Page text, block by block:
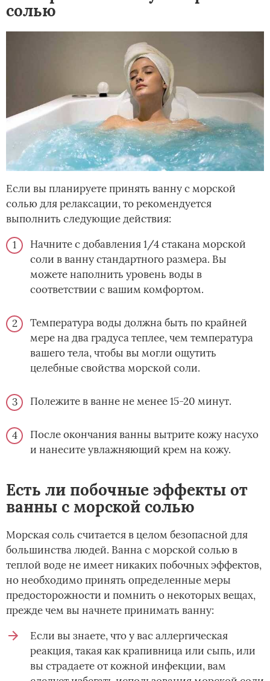
солью
Если вы планируете принять ванну с морской
солью для релаксации, то рекомендуется
выполнить следующие действия:
Начните с добавления 1/4 стакана морской
соли в ванну стандартного размера. Вы
можете наполнить уровень воды в
соответствии с вашим комфортом.
Температура воды должна быть по крайней
мере на два градуса теплее, чем температура
вашего тела, чтобы вы могли ощутить
целебные свойства морской соли.
Полежите в ванне не менее 15-20 минут.
После окончания ванны вытрите кожу насухо
и нанесите увлажняющий крем на кожу.
Есть ли побочные эффекты от
ванны с морской солью
Морская соль считается в целом безопасной для
большинства людей. Ванна с морской солью в
теплой воде не имеет никаких побочных эффектов,
но необходимо принять определенные меры
предосторожности и помнить о некоторых вещах,
прежде чем вы начнете принимать ванну:
Если вы знаете, что у вас аллергическая
реакция, такая как крапивница или сыпь, или
вы страдаете от кожной инфекции, вам